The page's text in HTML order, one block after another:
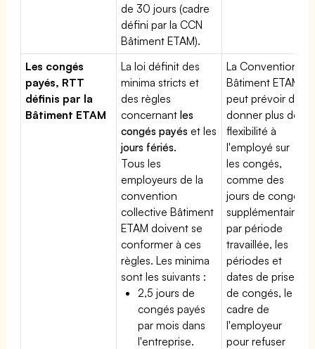
de 30 jours (cadre
défini par la CCN
Bâtiment ETAM).
Les congés
payés, RTT
définis par la
Bâtiment ETAM
La loi définit des
minima stricts et
des règles
concernantles
congés payés et les
jours fériés.
Tous les
employeurs de la
convention
collective Bâtiment
ETAM doivent se
conformer à ces
règles. Les minima
sont les suivants :
2,5 jours de
congés payés
par mois dans
l'entreprise.
La Convention
Bâtiment ETAM
peut prévoir de
donner plus de
flexibilité à
l'employé sur
les congés,
comme des
jours de congé
supplémentaires
par période
travaillée, les
périodes et
dates de prise
de congés, le
cadre de
l'employeur
pour refuser